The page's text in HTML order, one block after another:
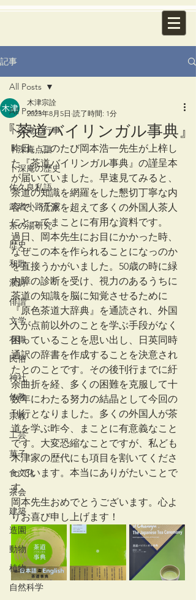
記事
All Posts
卜深庵の行事
卜深庵点描
卜深庵の歴史
佐久良私語
武者小路千家
茶の湯研究
歴史
和歌
漢詩
俳諧
文学
有職
民俗
神社
仏教
宗教
工芸
菓子
食文化
茶会
建築
造園
動物
植物
自然科学
All Posts
『茶道バイリンガル事典』
木津宗詮
2023年8月5日 読了時間: 1分
昨日、このたび岡本浩一先生が上梓し
た『茶道バイリンガル事典』の謹呈本
が届いていました。早速見てみると、
茶道の知識を網羅をした懇切丁寧な内
容で、流派を超えて多くの外国人茶人
にとってまことに有用な資料です。
過日、岡本先生にお目にかかった時、
なぜこの本を作られることになっのか
を直接うかがいました。50歳の時に緑
内障の診断を受け、視力のあるうちに
茶道の知識を脳に知覚させるために
『原色茶道大辞典』を通読され、外国
人が点前以外のことを学ぶ手段がなく
困っていることを思い出し、日英同時
通訳の辞書を作成することを決意され
たとのことです。その後刊行までに紆
余曲折を経、多くの困難を克服して十
数年にわたる努力の結晶として今回の
刊行となりました。多くの外国人が茶
道を学ぶ昨今、まことに有意義なこと
です。大変恐縮なことですが、私ども
木津家の歴代にも項目を割いてくださ
っています。本当にありがたいことで
す。
岡本先生おめでとうございます。心よ
りお喜び申し上げます！